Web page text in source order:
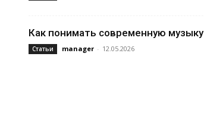
Как понимать современную музыку
Статьи manager - 12.05.2026